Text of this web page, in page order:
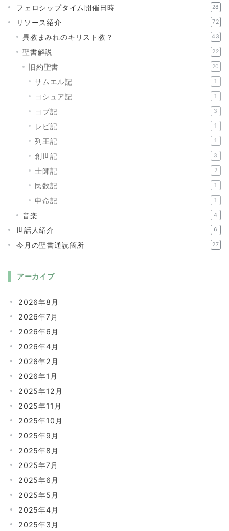
フェロシップタイム開催日時 28
リソース紹介 72
異教まみれのキリスト教？ 43
聖書解説 22
旧約聖書 20
サムエル記 1
ヨシュア記 1
ヨブ記 3
レビ記 1
列王記 1
創世記 3
士師記 2
民数記 1
申命記 1
音楽 4
世話人紹介 6
今月の聖書通読箇所 27
アーカイブ
2026年8月
2026年7月
2026年6月
2026年4月
2026年2月
2026年1月
2025年12月
2025年11月
2025年10月
2025年9月
2025年8月
2025年7月
2025年6月
2025年5月
2025年4月
2025年3月